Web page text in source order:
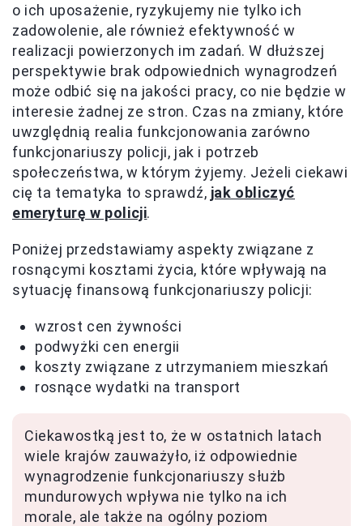
o ich uposażenie, ryzykujemy nie tylko ich
zadowolenie, ale również efektywność w
realizacji powierzonych im zadań. W dłuższej
perspektywie brak odpowiednich wynagrodzeń
może odbić się na jakości pracy, co nie będzie w
interesie żadnej ze stron. Czas na zmiany, które
uwzględnią realia funkcjonowania zarówno
funkcjonariuszy policji, jak i potrzeb
społeczeństwa, w którym żyjemy. Jeżeli ciekawi
cię ta tematyka to sprawdź, jak obliczyć
emeryturę w policji.
Poniżej przedstawiamy aspekty związane z
rosnącymi kosztami życia, które wpływają na
sytuację finansową funkcjonariuszy policji:
wzrost cen żywności
podwyżki cen energii
koszty związane z utrzymaniem mieszkań
rosnące wydatki na transport
Ciekawostką jest to, że w ostatnich latach
wiele krajów zauważyło, iż odpowiednie
wynagrodzenie funkcjonariuszy służb
mundurowych wpływa nie tylko na ich
morale, ale także na ogólny poziom